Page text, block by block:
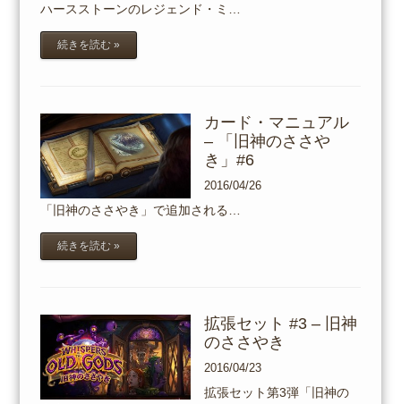
ハースストーンのレジェンド・ミ…
続きを読む »
カード・マニュアル
– 「旧神のささや
き」#6
2016/04/26
「旧神のささやき」で追加される…
続きを読む »
拡張セット #3 – 旧神
のささやき
2016/04/23
拡張セット第3弾「旧神の